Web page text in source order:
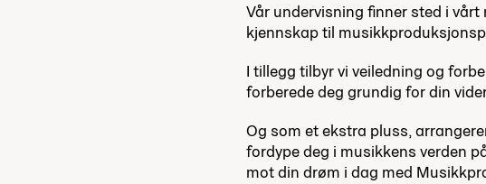
Vår undervisning finner sted i
kjennskap til
I tillegg tilbyr vi veiledning og
forberede deg grundig for din
Og som et ekstra pluss,
fordype deg i musikkens verden
mot din drøm i dag med